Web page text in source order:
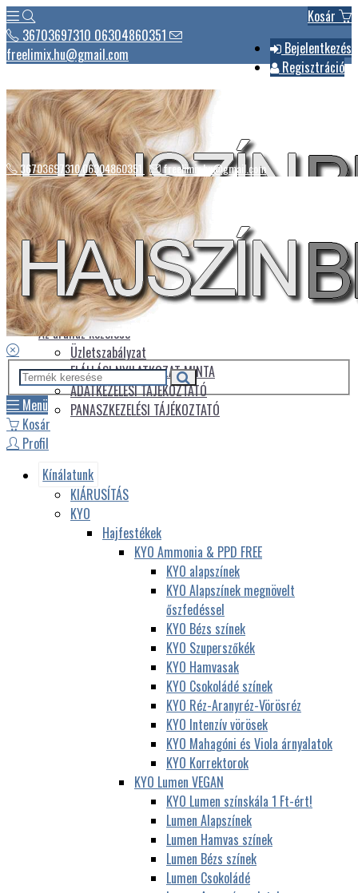
Kosár
Bejelentkezés
Regisztráció
36703697310 06304860351
freelimix.hu@gmail.com
Hírek
Csomagautomaták listája
Üdvözlet
Az áruház kezelése
Üzletszabályzat
ELÁLLÁSI NYILATKOZAT MINTA
ADATKEZELÉSI TÁJÉKOZTATÓ
PANASZKEZELÉSI TÁJÉKOZTATÓ
36703697310 06304860351 freelimix.hu@gmail.com
Menü
Kosár
Profil
Kínálatunk
KIÁRUSÍTÁS
KYO
Hajfestékek
KYO Ammonia & PPD FREE
KYO alapszínek
KYO Alapszínek megnövelt
őszfedéssel
KYO Bézs színek
KYO Szuperszőkék
KYO Hamvasak
KYO Csokoládé színek
KYO Réz-Aranyréz-Vörösréz
KYO Intenzív vörösek
KYO Mahagóni és Viola árnyalatok
KYO Korrektorok
KYO Lumen VEGAN
KYO Lumen színskála 1 Ft-ért!
Lumen Alapszínek
Lumen Hamvas színek
Lumen Bézs színek
Lumen Csokoládé